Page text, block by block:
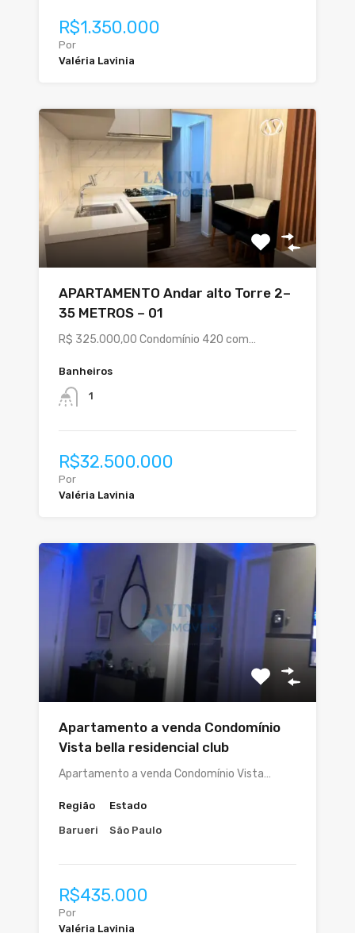
R$1.350.000
Por
Valéria Lavinia
APARTAMENTO Andar alto Torre 2–
35 METROS – 01
R$ 325.000,00 Condomínio 420 com…
Banheiros
1
R$32.500.000
Por
Valéria Lavinia
Apartamento a venda Condomínio
Vista bella residencial club
Apartamento a venda Condomínio Vista…
Região
Barueri
Estado
São Paulo
R$435.000
Por
Valéria Lavinia